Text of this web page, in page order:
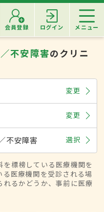
会員登録 ログイン メニュー
不安障害のクリニ
変更
変更
不安障害 選択
標榜している医療機関を
医療機関を受診される場
るかどうか、事前に医療